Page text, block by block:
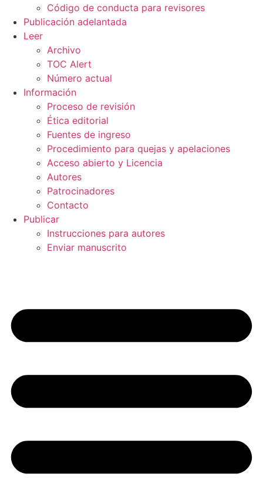
Código de conducta para revisores
Publicación adelantada
Leer
Archivo
TOC Alert
Número actual
Información
Proceso de revisión
Ética editorial
Fuentes de ingreso
Procedimiento para quejas y apelaciones
Acceso abierto y Licencia
Autores
Patrocinadores
Contacto
Publicar
Instrucciones para autores
Enviar manuscrito